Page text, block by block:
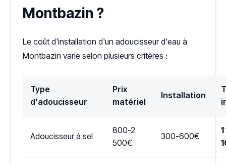
Montbazin ?
Le coût d'installation d'un adoucisseur d'eau à
Montbazin varie selon plusieurs critères :
Type
d'adoucisseur
Prix
matériel
Installation
Adoucisseur à sel
800-2
500€
300-600€